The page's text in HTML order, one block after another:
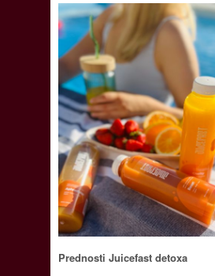
Prednosti Juicefast detoxa